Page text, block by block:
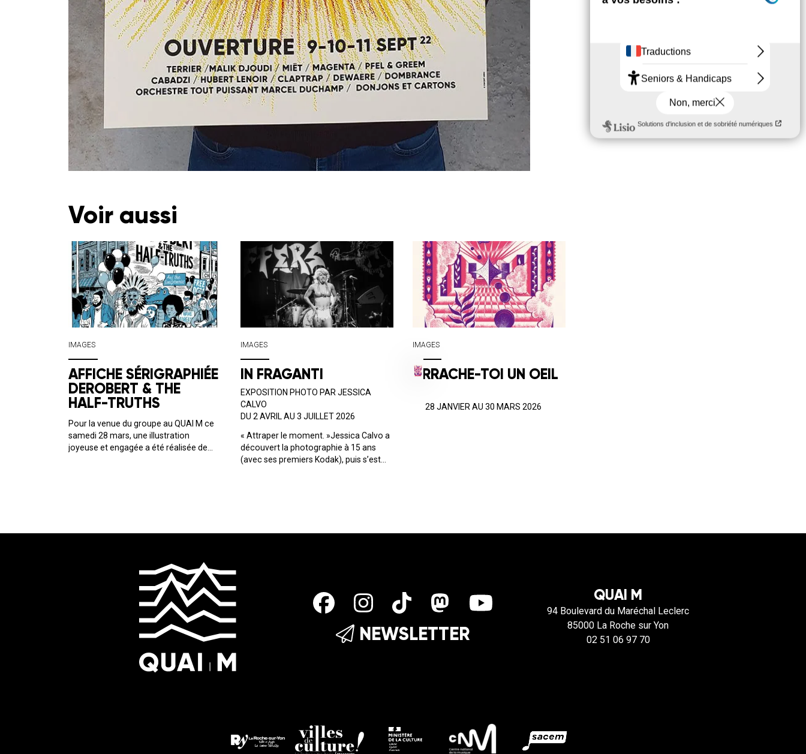
Voir aussi
IMAGES
AFFICHE SÉRIGRAPHIÉE
DEROBERT & THE
HALF-TRUTHS
Pour la venue du groupe au QUAI M ce
samedi 28 mars, une illustration
joyeuse et engagée a été réalisée de
IMAGES
IN FRAGANTI
EXPOSITION PHOTO PAR JESSICA
CALVO
DU 2 AVRIL AU 3 JUILLET 2026
« Attraper le moment. »Jessica Calvo a
découvert la photographie à 15 ans
(avec ses premiers Kodak), puis s’est
IMAGES
ARRACHE-TOI UN OEIL
DU 28 JANVIER AU 30 MARS 2026
NEWSLETTER
QUAI M
94 Boulevard du Maréchal Leclerc
85000 La Roche sur Yon
02 51 06 97 70